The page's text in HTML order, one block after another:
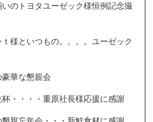
のトヨタユーゼック様恒例記念撮
様といつもの。。。。ユーゼック
華な懇親会
・・・・重原社長様応援に感謝